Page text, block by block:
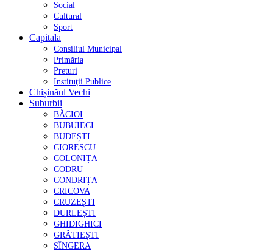
Social
Cultural
Sport
Capitala
Consiliul Municipal
Primăria
Preturi
Instituţii Publice
Chișinăul Vechi
Suburbii
BĂCIOI
BUBUIECI
BUDEȘTI
CIORESCU
COLONIȚA
CODRU
CONDRIȚA
CRICOVA
CRUZEȘTI
DURLEȘTI
GHIDIGHICI
GRĂTIEȘTI
SÎNGERA